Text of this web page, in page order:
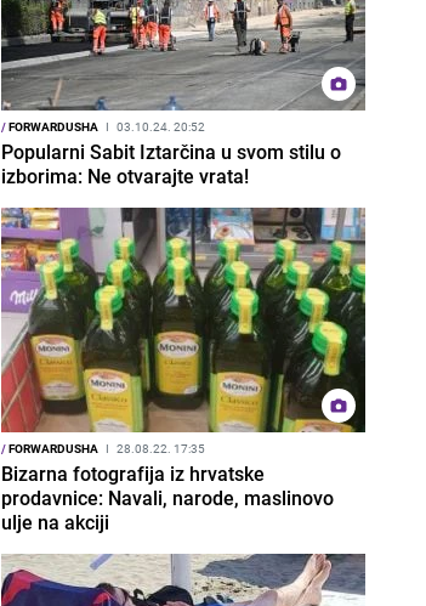
/FORWARDUSHA I 03.10.24. 20:52
Popularni Sabit Iztarčina u svom stilu o
izborima: Ne otvarajte vrata!
/FORWARDUSHA I 28.08.22. 17:35
Bizarna fotografija iz hrvatske
prodavnice: Navali, narode, maslinovo
ulje na akciji